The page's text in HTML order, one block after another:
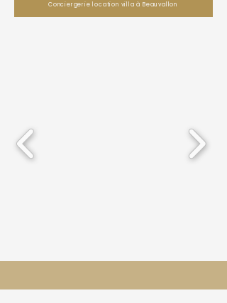
Conciergerie location villa à Beauvallon